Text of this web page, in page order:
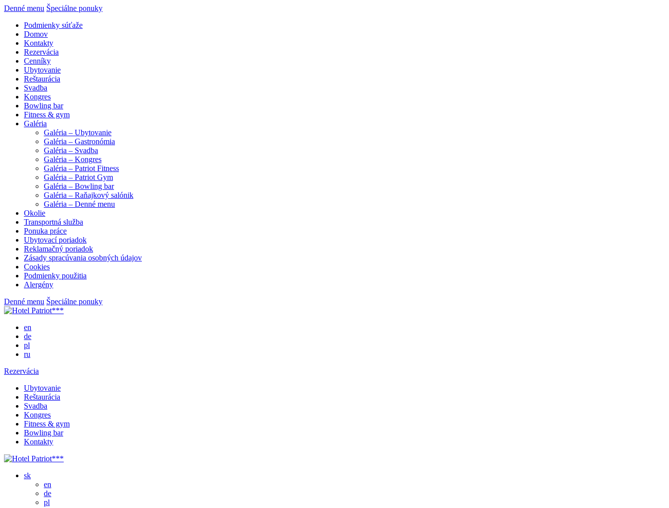
Denné menu Špeciálne ponuky
Podmienky súťaže
Domov
Kontakty
Rezervácia
Cenníky
Ubytovanie
Reštaurácia
Svadba
Kongres
Bowling bar
Fitness & gym
Galéria
Galéria – Ubytovanie
Galéria – Gastronómia
Galéria – Svadba
Galéria – Kongres
Galéria – Patriot Fitness
Galéria – Patriot Gym
Galéria – Bowling bar
Galéria – Raňajkový salónik
Galéria – Denné menu
Okolie
Transportná služba
Ponuka práce
Ubytovací poriadok
Reklamačný poriadok
Zásady spracúvania osobných údajov
Cookies
Podmienky použitia
Alergény
Denné menu Špeciálne ponuky
en
de
pl
ru
Rezervácia
Ubytovanie
Reštaurácia
Svadba
Kongres
Fitness & gym
Bowling bar
Kontakty
sk
en
de
pl